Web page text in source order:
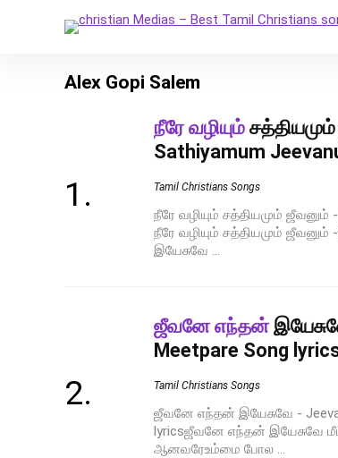
Alex Gopi Salem
நீரே வழியும்
Sathiyamum
Tamil Christians Songs
நீரே வழியும் சத்தியமும் ஜீவனும்
நீரே வழியும் சத்தியமும்
இயேசுவே ...
ஜீவனே எந்தன்
Meetpare Song
Tamil Christians Songs
ஜீவனே எந்தன் இயேசுவே -
lyricsஜீவனே எந்தன் இயேசுவே
ஆனவரேஉம்மை போல ...